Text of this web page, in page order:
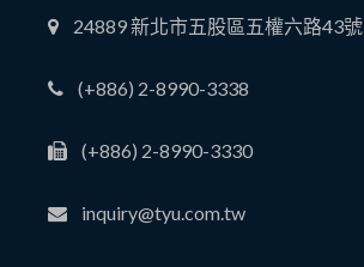
24889 新北市五股區五權六路43號
(+886) 2-8990-3338
(+886) 2-8990-3330
inquiry@tyu.com.tw